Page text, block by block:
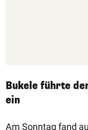
Bukele führte
ein
Am Sonntag fand